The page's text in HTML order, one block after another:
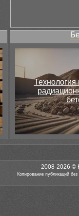
Технология
2008-2026 ©
Копирование публикаций